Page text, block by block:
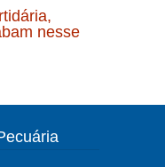
nesse